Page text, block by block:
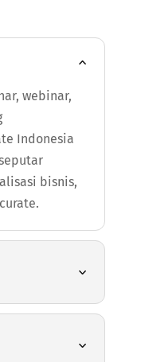
webinar,
Indonesia
bisnis,